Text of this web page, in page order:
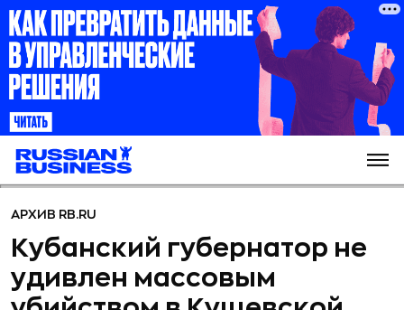
АРХИВ RB.RU
Кубанский губернатор не
удивлен массовым